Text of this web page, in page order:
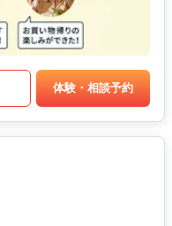
体験・相談予約